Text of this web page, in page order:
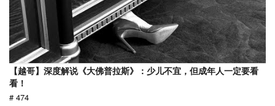
【越哥】深度解说《大佛普拉斯》：少儿不宜，但成年人一定要看
看！
# 474